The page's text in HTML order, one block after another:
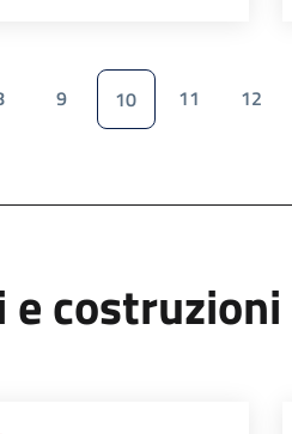
9 10 11 12